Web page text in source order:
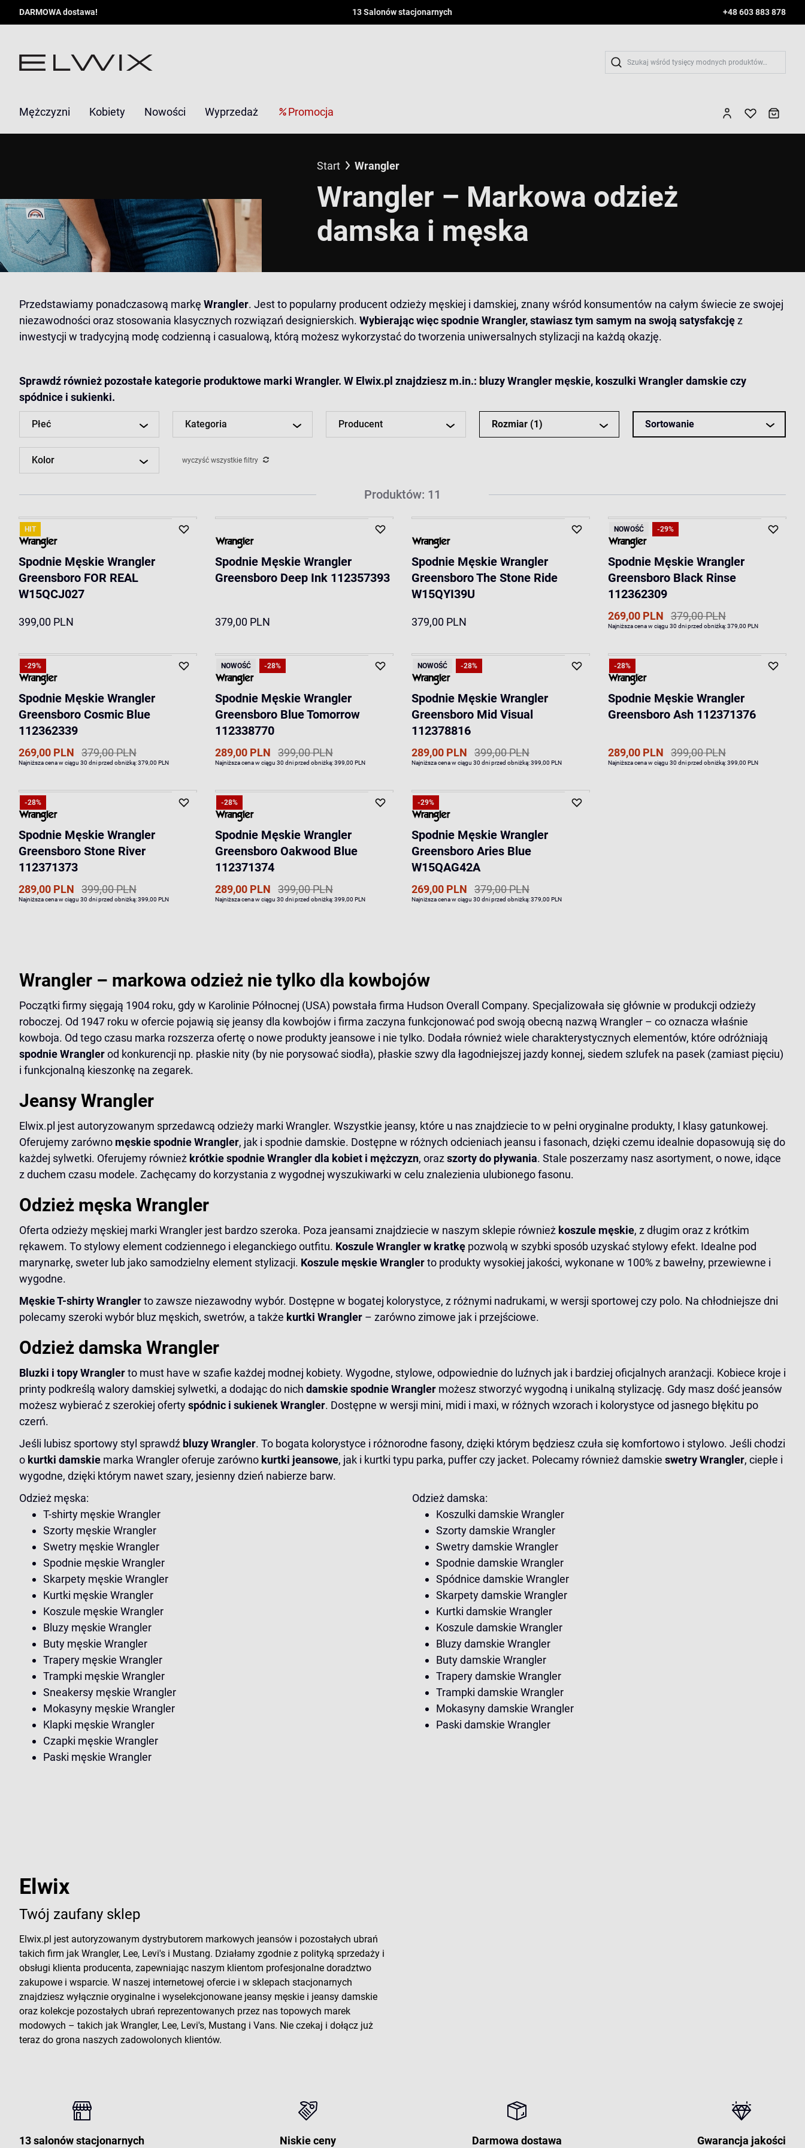
DARMOWA dostawa! 13 Salonów stacjonarnych +48 603 883 878
Mężczyzni Kobiety Nowości Wyprzedaż Promocja
Start Wrangler
Wrangler – Markowa odzież
damska i męska
Przedstawiamy ponadczasową markę Wrangler. Jest to popularny producent odzieży męskiej i damskiej, znany wśród konsumentów na całym świecie ze swojej
niezawodności oraz stosowania klasycznych rozwiązań designierskich. Wybierając więc spodnie Wrangler, stawiasz tym samym na swoją satysfakcjęz
inwestycji w tradycyjną modę codzienną i casualową, którą możesz wykorzystać do tworzenia uniwersalnych stylizacji na każdą okazję.
Sprawdź również pozostałe kategorie produktowe marki Wrangler. W Elwix.pl znajdziesz m.in.: bluzy Wrangler męskie, koszulki Wrangler damskieczy
spódnice i sukienki.
Płeć Kategoria Producent Rozmiar (1)
Kolor wyczyść wszystkie filtry
Sortowanie
Produktów: 11
HIT
Spodnie Męskie Wrangler
Greensboro FOR REAL
W15QCJ027
399,00 PLN
Spodnie Męskie Wrangler
Greensboro Deep Ink 112357393
379,00 PLN
Spodnie Męskie Wrangler
Greensboro The Stone Ride
W15QYI39U
379,00 PLN
NOWOŚĆ -29%
Spodnie Męskie Wrangler
Greensboro Black Rinse
112362309
269,00 PLN 379,00 PLN
Najniższa cena w ciągu 30 dni przed obniżką:379,00 PLN
-29%
Spodnie Męskie Wrangler
Greensboro Cosmic Blue
112362339
269,00 PLN 379,00 PLN
Najniższa cena w ciągu 30 dni przed obniżką:379,00 PLN
NOWOŚĆ -28%
Spodnie Męskie Wrangler
Greensboro Blue Tomorrow
112338770
289,00 PLN 399,00 PLN
Najniższa cena w ciągu 30 dni przed obniżką:399,00 PLN
NOWOŚĆ -28%
Spodnie Męskie Wrangler
Greensboro Mid Visual
112378816
289,00 PLN 399,00 PLN
Najniższa cena w ciągu 30 dni przed obniżką:399,00 PLN
-28%
Spodnie Męskie Wrangler
Greensboro Ash 112371376
289,00 PLN 399,00 PLN
Najniższa cena w ciągu 30 dni przed obniżką:399,00 PLN
-28%
Spodnie Męskie Wrangler
Greensboro Stone River
112371373
289,00 PLN 399,00 PLN
Najniższa cena w ciągu 30 dni przed obniżką:399,00 PLN
-28%
Spodnie Męskie Wrangler
Greensboro Oakwood Blue
112371374
289,00 PLN 399,00 PLN
Najniższa cena w ciągu 30 dni przed obniżką:399,00 PLN
-29%
Spodnie Męskie Wrangler
Greensboro Aries Blue
W15QAG42A
269,00 PLN 379,00 PLN
Najniższa cena w ciągu 30 dni przed obniżką:379,00 PLN
Wrangler – markowa odzież nie tylko dla kowbojów
Początki firmy sięgają 1904 roku, gdy w Karolinie Północnej (USA) powstała firma Hudson Overall Company. Specjalizowała się głównie w produkcji odzieży
roboczej. Od 1947 roku w ofercie pojawią się jeansy dla kowbojów i firma zaczyna funkcjonować pod swoją obecną nazwą Wrangler – co oznacza właśnie
kowboja. Od tego czasu marka rozszerza ofertę o nowe produkty jeansowe i nie tylko. Dodała również wiele charakterystycznych elementów, które odróżniają
spodnie Wranglerod konkurencji np. płaskie nity (by nie porysować siodła), płaskie szwy dla łagodniejszej jazdy konnej, siedem szlufek na pasek (zamiast pięciu)
i funkcjonalną kieszonkę na zegarek.
Jeansy Wrangler
Elwix.pl jest autoryzowanym sprzedawcą odzieży marki Wrangler. Wszystkie jeansy, które u nas znajdziecie to w pełni oryginalne produkty, I klasy gatunkowej.
Oferujemy zarówno męskie spodnie Wrangler, jak i spodnie damskie. Dostępne w różnych odcieniach jeansu i fasonach, dzięki czemu idealnie dopasowują się do
każdej sylwetki. Oferujemy również krótkiespodnie Wranglerdla kobiet i mężczyzn, orazszorty do pływania. Stale poszerzamy nasz asortyment, o nowe, idące
z duchem czasu modele. Zachęcamy do korzystania z wygodnej wyszukiwarki w celu znalezienia ulubionego fasonu.
Odzież męska Wrangler
Oferta odzieży męskiej marki Wrangler jest bardzo szeroka. Poza jeansami znajdziecie w naszym sklepie również koszule męskie, z długim oraz z krótkim
rękawem. To stylowy element codziennego i eleganckiego outfitu. Koszule Wrangler w kratkę pozwolą w szybki sposób uzyskać stylowy efekt. Idealne pod
marynarkę, sweter lub jako samodzielny element stylizacji. Koszule męskie Wranglerto produkty wysokiej jakości, wykonane w 100% z bawełny, przewiewne i
wygodne.
Męskie T-shirty Wranglerto zawsze niezawodny wybór. Dostępne w bogatej kolorystyce, z różnymi nadrukami, w wersji sportowej czy polo. Na chłodniejsze dni
polecamy szeroki wybór bluz męskich, swetrów, a także kurtki Wrangler – zarówno zimowe jak i przejściowe.
Odzież damska Wrangler
Bluzki i topy Wranglerto must have w szafie każdej modnej kobiety. Wygodne, stylowe, odpowiednie do luźnych jak i bardziej oficjalnych aranżacji. Kobiece kroje i
printy podkreślą walory damskiej sylwetki, a dodając do nich damskiespodnie Wrangler możesz stworzyć wygodną i unikalną stylizację. Gdy masz dość jeansów
możesz wybierać z szerokiej ofertyspódnic i sukienek Wrangler. Dostępne w wersji mini, midi i maxi, w różnych wzorach i kolorystyce od jasnego błękitu po
czerń.
Jeśli lubisz sportowy styl sprawdź bluzy Wrangler. To bogata kolorystyce i różnorodne fasony, dzięki którym będziesz czuła się komfortowo i stylowo. Jeśli chodzi
o kurtki damskie marka Wrangler oferuje zarówno kurtki jeansowe, jak i kurtki typu parka, puffer czy jacket. Polecamy również damskie swetry Wrangler, ciepłe i
wygodne, dzięki którym nawet szary, jesienny dzień nabierze barw.
Odzież męska:
T-shirty męskie Wrangler
Szorty męskie Wrangler
Swetry męskie Wrangler
Spodnie męskie Wrangler
Skarpety męskie Wrangler
Kurtki męskie Wrangler
Koszule męskie Wrangler
Bluzy męskie Wrangler
Buty męskie Wrangler
Trapery męskie Wrangler
Trampki męskie Wrangler
Sneakersy męskie Wrangler
Mokasyny męskie Wrangler
Klapki męskie Wrangler
Czapki męskie Wrangler
Paski męskie Wrangler
Odzież damska:
Koszulki damskie Wrangler
Szorty damskie Wrangler
Swetry damskie Wrangler
Spodnie damskie Wrangler
Spódnice damskie Wrangler
Skarpety damskie Wrangler
Kurtki damskie Wrangler
Koszule damskie Wrangler
Bluzy damskie Wrangler
Buty damskie Wrangler
Trapery damskie Wrangler
Trampki damskie Wrangler
Mokasyny damskie Wrangler
Paski damskie Wrangler
Elwix
Twój zaufany sklep
Elwix.pl jest autoryzowanym dystrybutorem markowych jeansów i pozostałych ubrań
takich firm jak Wrangler, Lee, Levi's i Mustang. Działamy zgodnie z polityką sprzedaży i
obsługi klienta producenta, zapewniając naszym klientom profesjonalne doradztwo
zakupowe i wsparcie. W naszej internetowej ofercie i w sklepach stacjonarnych
znajdziesz wyłącznie oryginalne i wyselekcjonowane jeansy męskie i jeansy damskie
oraz kolekcje pozostałych ubrań reprezentowanych przez nas topowych marek
modowych – takich jak Wrangler, Lee, Levi's, Mustang i Vans. Nie czekaj i dołącz już
teraz do grona naszych zadowolonych klientów.
13 salonów stacjonarnych Niskie ceny Darmowa dostawa Gwarancja jakości